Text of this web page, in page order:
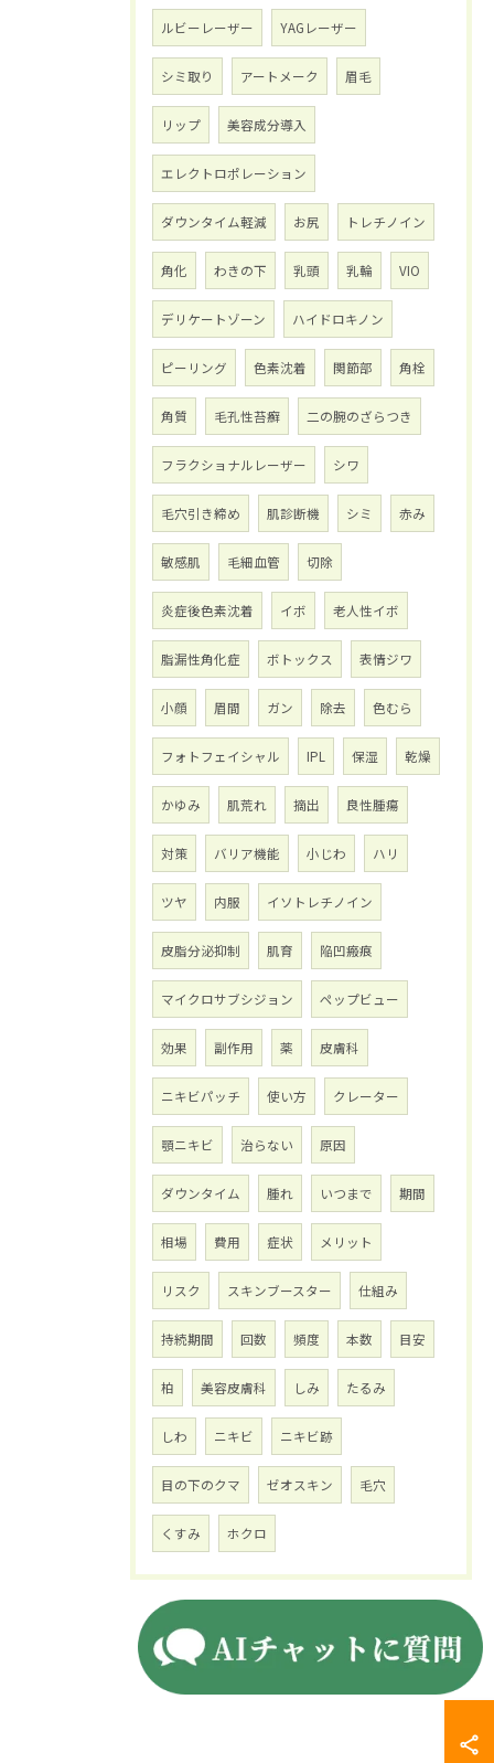
ルビーレーザー YAGレーザー
シミ取り アートメーク 眉毛
リップ 美容成分導入
エレクトロポレーション
ダウンタイム軽減 お尻 トレチノイン
角化 わきの下 乳頭 乳輪 VIO
デリケートゾーン ハイドロキノン
ピーリング 色素沈着 関節部 角栓
角質 毛孔性苔癬 二の腕のざらつき
フラクショナルレーザー シワ
毛穴引き締め 肌診断機 シミ 赤み
敏感肌 毛細血管 切除
炎症後色素沈着 イボ 老人性イボ
脂漏性角化症 ボトックス 表情ジワ
小顔 眉間 ガン 除去 色むら
フォトフェイシャル IPL 保湿 乾燥
かゆみ 肌荒れ 摘出 良性腫瘍
対策 バリア機能 小じわ ハリ
ツヤ 内服 イソトレチノイン
皮脂分泌抑制 肌育 陥凹瘢痕
マイクロサブシジョン ペップビュー
効果 副作用 薬 皮膚科
ニキビパッチ 使い方 クレーター
顎ニキビ 治らない 原因
ダウンタイム 腫れ いつまで 期間
相場 費用 症状 メリット
リスク スキンブースター 仕組み
持続期間 回数 頻度 本数 目安
柏 美容皮膚科 しみ たるみ
しわ ニキビ ニキビ跡
目の下のクマ ゼオスキン 毛穴
くすみ ホクロ